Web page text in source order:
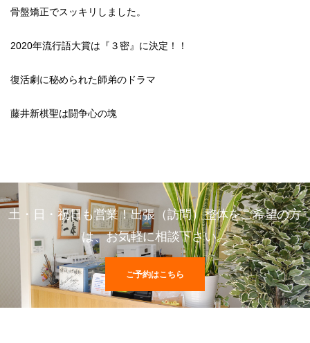
骨盤矯正でスッキリしました。
2020年流行語大賞は『３密』に決定！！
復活劇に秘められた師弟のドラマ
藤井新棋聖は闘争心の塊
土・日・祝日も営業！出張（訪問）整体をご希望の方
は、お気軽に相談下さい。
ご予約はこちら